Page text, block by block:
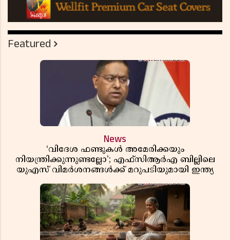
Featured
News
‘വിദേശ ഫണ്ടുകൾ അമേരിക്കയും
നിയന്ത്രിക്കുന്നുണ്ടല്ലോ’; എഫ്സിആർഎ ബില്ലിലെ
യുഎസ് വിമർശനങ്ങൾക്ക് മറുപടിയുമായി ഇന്ത്യ